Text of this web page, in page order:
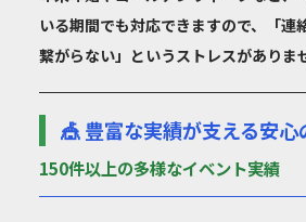
いる期間でも対応できますので、「連
繋がらない」というストレスがありま
🎪 豊富な実績が支える安
150件以上の多様なイベント実績